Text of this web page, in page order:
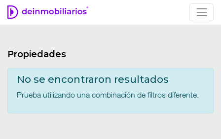
Propiedades
No se encontraron resultados
Prueba utilizando una combinación de filtros diferente.